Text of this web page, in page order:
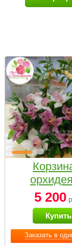
Заказать в
малая
5 200
Купить